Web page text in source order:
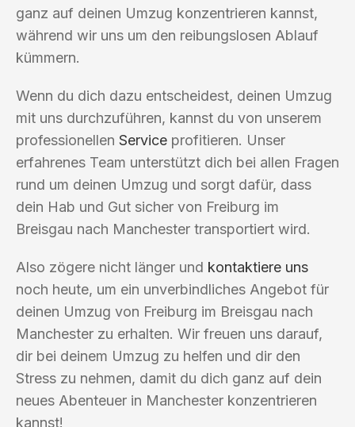
ganz auf deinen Umzug konzentrieren kannst,
während wir uns um den reibungslosen Ablauf
kümmern.
Wenn du dich dazu entscheidest, deinen Umzug
mit uns durchzuführen, kannst du von unserem
professionellen Service profitieren. Unser
erfahrenes Team unterstützt dich bei allen Fragen
rund um deinen Umzug und sorgt dafür, dass
dein Hab und Gut sicher von Freiburg im
Breisgau nach Manchester transportiert wird.
Also zögere nicht länger und kontaktiere uns
noch heute, um ein unverbindliches Angebot für
deinen Umzug von Freiburg im Breisgau nach
Manchester zu erhalten. Wir freuen uns darauf,
dir bei deinem Umzug zu helfen und dir den
Stress zu nehmen, damit du dich ganz auf dein
neues Abenteuer in Manchester konzentrieren
kannst!